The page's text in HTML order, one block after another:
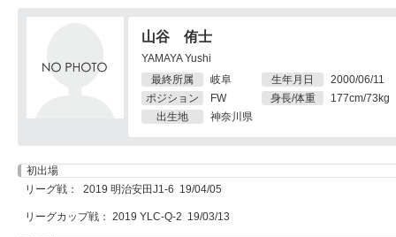
山谷 侑士
YAMAYA Yushi
最終所属
岐阜
ポジション
FW
出生地
神奈川県
生年月日
2000/06/11
身長/体重
177cm/73kg
初出場
リーグ戦： 2019 明治安田J1-6 19/04/05
リーグカップ戦： 2019 YLC-Q-2 19/03/13